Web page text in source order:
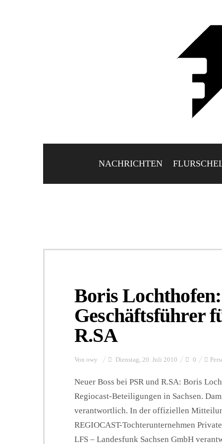
NACHRICHTEN
Boris
Geschäftsführer
R.SA
Von owy Dienstag, 20. Juli 2010 0
Neuer Boss bei PSR und R.SA: Boris
Regiocast-Beteiligungen in Sachsen.
verantwortlich. In der offiziellen
REGIOCAST-Tochterunternehmen
LFS – Landesfunk Sachsen GmbH